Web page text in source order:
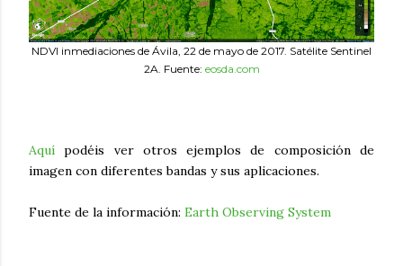
NDVI inmediaciones de Ávila, 22 de mayo de 2017. Satélite Sentinel
2A. Fuente: eosda.com
Aquí podéis ver otros ejemplos de composición de
imagen con diferentes bandas y sus aplicaciones.
Fuente de la información: Earth Observing System